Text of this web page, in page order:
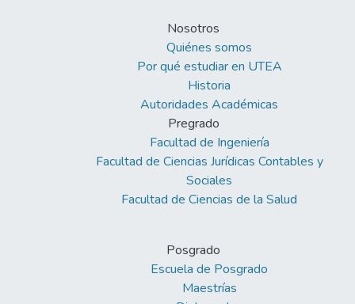
Nosotros
Quiénes somos
Por qué estudiar en UTEA
Historia
Autoridades Académicas
Pregrado
Facultad de Ingeniería
Facultad de Ciencias Jurídicas Contables y
Sociales
Facultad de Ciencias de la Salud
Posgrado
Escuela de Posgrado
Maestrías